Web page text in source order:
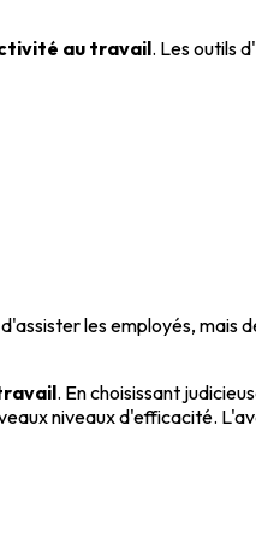
au travail. Les outils
les employés, mais
. En choisissant
niveaux d'efficacité.